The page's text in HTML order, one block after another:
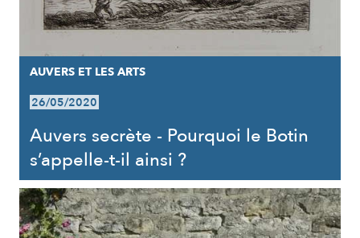
AUVERS ET LES ARTS
26/05/2020
Auvers secrète - Pourquoi le Botin
s’appelle-t-il ainsi ?